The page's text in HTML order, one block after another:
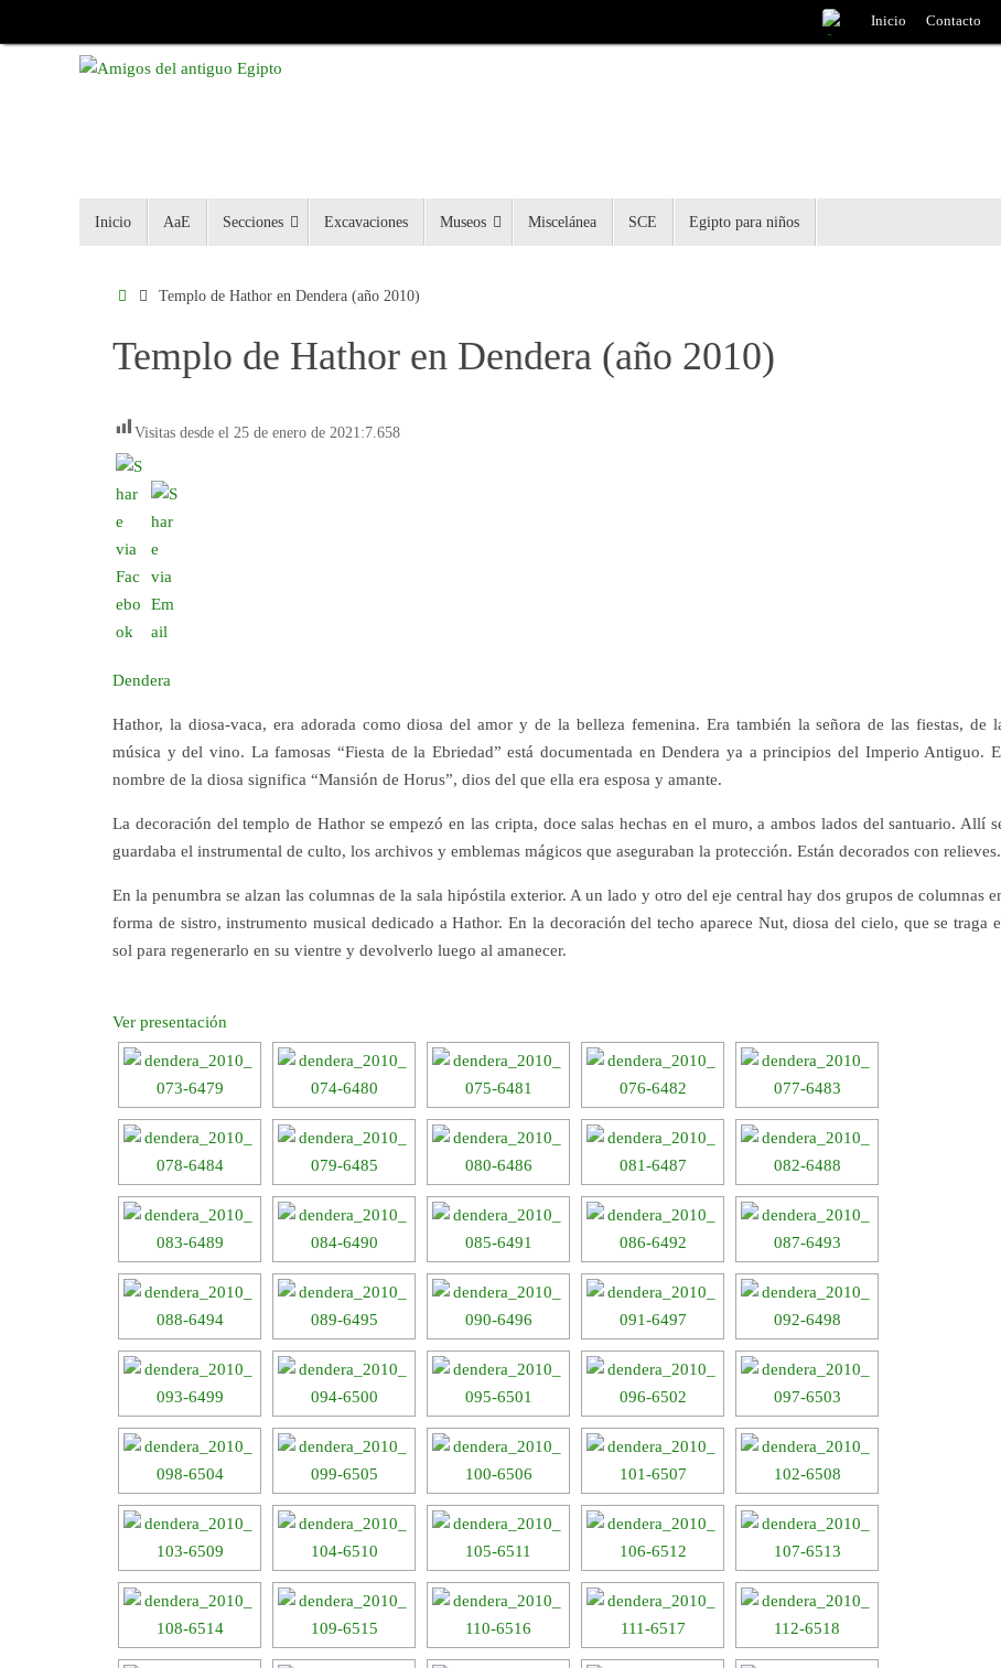
Inicio Contacto
Inicio AaE Secciones Excavaciones Museos Miscelánea SCE Egipto para niños
Templo de Hathor en Dendera (año 2010)
Templo de Hathor en Dendera (año 2010)
Visitas desde el 25 de enero de 2021:7.658
Dendera
Hathor, la diosa-vaca, era adorada como diosa del amor y de la belleza femenina. Era también la señora de las fiestas, de
música y del vino. La famosas “Fiesta de la Ebriedad” está documentada en Dendera ya a principios del Imperio Antiguo.
nombre de la diosa significa “Mansión de Horus”, dios del que ella era esposa y amante.
La decoración del templo de Hathor se empezó en las cripta, doce salas hechas en el muro, a ambos lados del santuario. Allí
guardaba el instrumental de culto, los archivos y emblemas mágicos que aseguraban la protección. Están decorados con relieves.
En la penumbra se alzan las columnas de la sala hipóstila exterior. A un lado y otro del eje central hay dos grupos de columnas
forma de sistro, instrumento musical dedicado a Hathor. En la decoración del techo aparece Nut, diosa del cielo, que se traga
sol para regenerarlo en su vientre y devolverlo luego al amanecer.
Ver presentación